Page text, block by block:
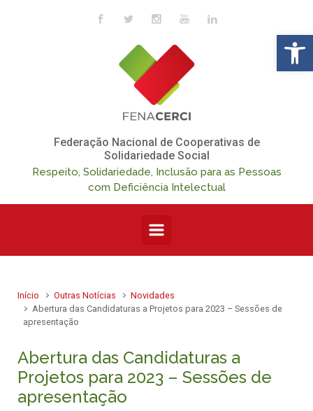
Skip to main content
Federação Nacional de Cooperativas de
Solidariedade Social
Respeito, Solidariedade, Inclusão para as Pessoas
com Deficiência Intelectual
Início Outras Notícias
Novidades
Abertura das Candidaturas a Projetos para 2023 – Sessões de
apresentação
Abertura das Candidaturas a
Projetos para 2023 – Sessões de
apresentação